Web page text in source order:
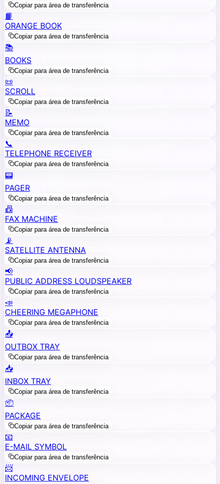
Copiar para área de transferência
📙
ORANGE BOOK
Copiar para área de transferência
📚
BOOKS
Copiar para área de transferência
📜
SCROLL
Copiar para área de transferência
📝
MEMO
Copiar para área de transferência
📞
TELEPHONE RECEIVER
Copiar para área de transferência
📟
PAGER
Copiar para área de transferência
📠
FAX MACHINE
Copiar para área de transferência
📡
SATELLITE ANTENNA
Copiar para área de transferência
📢
PUBLIC ADDRESS LOUDSPEAKER
Copiar para área de transferência
📣
CHEERING MEGAPHONE
Copiar para área de transferência
📤
OUTBOX TRAY
Copiar para área de transferência
📥
INBOX TRAY
Copiar para área de transferência
📦
PACKAGE
Copiar para área de transferência
📧
E-MAIL SYMBOL
Copiar para área de transferência
📨
INCOMING ENVELOPE